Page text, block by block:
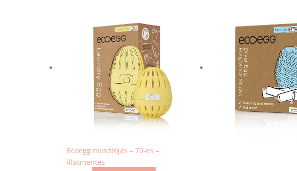
Ecoegg mosótojás – 70-es –
illatmentes